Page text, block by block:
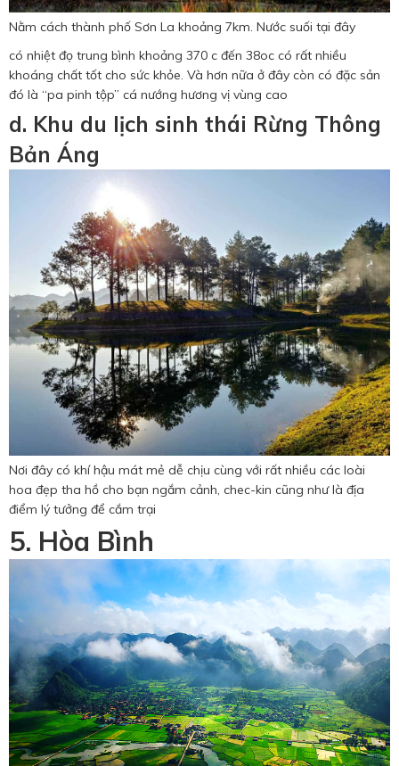
Nằm cách thành phố Sơn La khoảng 7km. Nước suối tại đây
có nhiệt đọ trung bình khoảng 370 c đến 38oc có rất nhiều
khoáng chất tốt cho sức khỏe. Và hơn nữa ở đây còn có đặc sản
đó là “pa pinh tộp” cá nướng hương vị vùng cao
d. Khu du lịch sinh thái Rừng Thông
Bản Áng
Nơi đây có khí hậu mát mẻ dễ chịu cùng với rất nhiều các loài
hoa đẹp tha hồ cho bạn ngắm cảnh, chec-kin cũng như là địa
điểm lý tưởng để cắm trại
5. Hòa Bình